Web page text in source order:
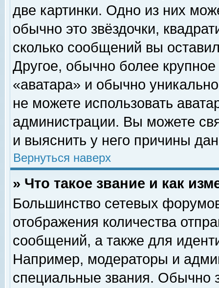
две картинки. Одно из них
обычно это звёздочки,
сколько сообщений вы
Другое, обычно более
«аватара» и обычно
не можете использовать
администрации. Вы можете
и выяснить у него причины
Вернуться наверх
» Что такое звание и как
Большинство сетевых
отображения количества
сообщений, а также для
Например, модераторы и
специальные звания. Обычно